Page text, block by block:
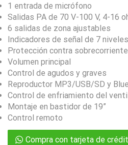
1 entrada de micrófono
Salidas PA de 70 V-100 V, 4-16
6 salidas de zona ajustables
Indicadores de señal de 7
Protección contra
Volumen principal
Control de agudos y graves
Reproductor MP3/USB/SD y
Control de enfriamiento del
Montaje en bastidor de 19”
Control remoto
Compra con tarjeta de